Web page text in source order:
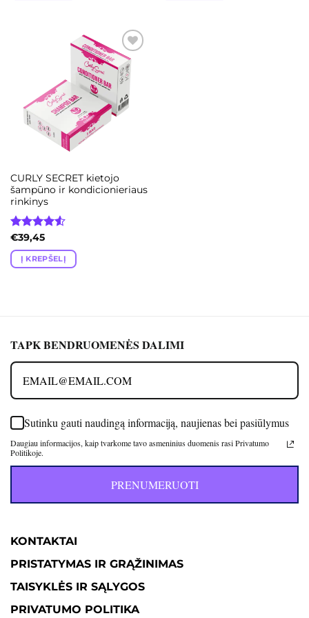
Add to
wishlist
CURLY SECRET kietojo
šampūno ir kondicionieriaus
rinkinys
Įvertinimas:
4.50iš 5
€39,45
Į KREPŠELĮ
TAPK BENDRUOMENĖS DALIMI
Sutinku gauti naudingą informaciją, naujienas bei pasiūlymus
Daugiau informacijos, kaip tvarkome tavo asmeninius duomenis rasi Privatumo
Politikoje.
PRENUMERUOTI
KONTAKTAI
PRISTATYMAS IR GRĄŽINIMAS
TAISYKLĖS IR SĄLYGOS
PRIVATUMO POLITIKA